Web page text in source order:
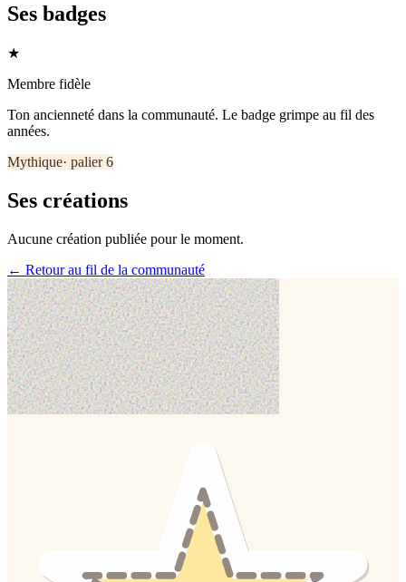
Ses badges
★
Membre fidèle
Ton ancienneté dans la communauté. Le badge grimpe au fil des
années.
Mythique· palier6
Ses créations
Aucune création publiée pour le moment.
← Retour au fil de la communauté